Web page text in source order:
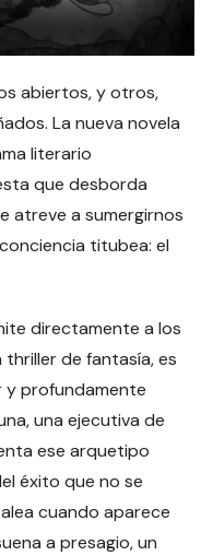
abiertos, y otros,
La nueva novela
literario
que desborda
atreve a sumergirnos
titubea: el
directamente a los
de fantasía, es
y profundamente
una ejecutiva de
ese arquetipo
éxito que no se
cuando aparece
a presagio, un